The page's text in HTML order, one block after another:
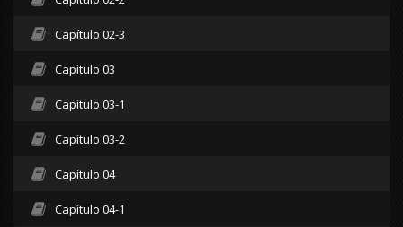
Capítulo 02-3
Capítulo 03
Capítulo 03-1
Capítulo 03-2
Capítulo 04
Capítulo 04-1